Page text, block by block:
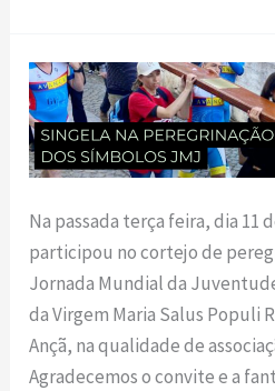
Na passada terça feira, dia 11
participou no cortejo de
Jornada Mundial da
da Virgem Maria Salus Populi
Ançã, na qualidade de
Agradecemos o convite e a
Singela
na
Peregrinação
dos
JMJ